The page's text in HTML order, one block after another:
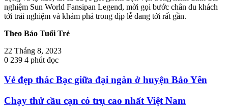
nghiệm Sun World Fansipan Legend, mời gọi bước chân du khách
tới trải nghiệm và khám phá trong dịp lễ đang tới rất gần.
Theo Báo Tuổi Trẻ
22 Tháng 8, 2023
0 239 4 phút đọc
Vẻ đẹp thác Bạc giữa đại ngàn ở huyện Bảo Yên
Chạy thử cầu cạn có trụ cao nhất Việt Nam